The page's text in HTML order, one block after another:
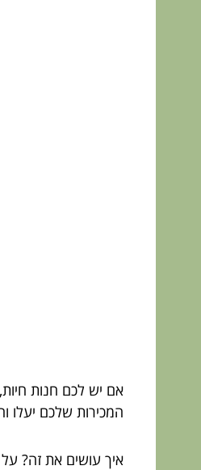
אם יש לכם חנות
המכירות שלכם יעלו
איך עושים את זה?